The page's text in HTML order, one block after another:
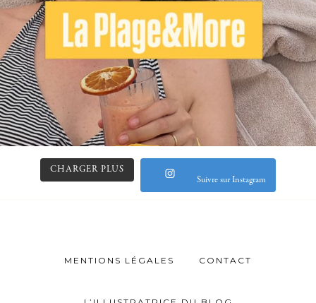
CHARGER PLUS
Suivre sur Instagram
MENTIONS LÉGALES CONTACT